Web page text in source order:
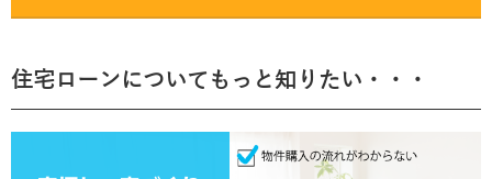
住宅ローンについてもっと知りたい・・・